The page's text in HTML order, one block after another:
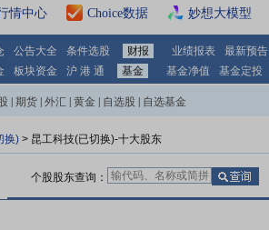
情中心 Choice数据 妙想大模型
公告大全 条件选股 财报 业绩报表 最新预告
板块资金 沪 港 通 基金 基金净值 基金定投
期货 外汇 黄金 自选股 自选基金
换) > 昆工科技(已切换)-十大股东
个股股东查询：